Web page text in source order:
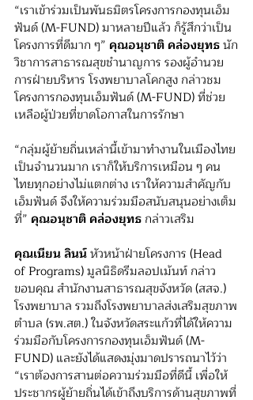
“เราเข้าร่วมเป็นพันธมิตรโครงการกองทุนเอ็ม
ฟันด์ (M-FUND) มาหลายปีแล้ว ก็รู้สึกว่าเป็น
โครงการที่ดีมาก ๆ” คุณอนุชาติ คล่องยุทธ นัก
วิชาการสาธารณสุขชำนาญการ รองผู้อำนวย
การฝ่ายบริหาร โรงพยาบาลโคกสูง กล่าวชม
โครงการกองทุนเอ็มฟันด์ (M-FUND) ที่ช่วย
เหลือผู้ป่วยที่ขาดโอกาสในการรักษา
“กลุ่มผู้ย้ายถิ่นเหล่านี้เข้ามาทำงานในเมืองไทย
เป็นจำนวนมาก เราก็ให้บริการเหมือน ๆ คน
ไทยทุกอย่างไม่แตกต่าง เราให้ความสำคัญกับ
เอ็มฟันด์ จึงให้ความร่วมมือสนับสนุนอย่างเต็ม
ที่” คุณอนุชาติ คล่องยุทธ กล่าวเสริม
คุณเนียน ลินน์ หัวหน้าฝ่ายโครงการ (Head
of Programs) มูลนิธิดรีมลอปเม้นท์ กล่าว
ขอบคุณ สำนักงานสาธารณสุขจังหวัด (สสจ.)
โรงพยาบาล รวมถึงโรงพยาบาลส่งเสริมสุขภาพ
ตำบล (รพ.สต.) ในจังหวัดสระแก้วที่ได้ให้ความ
ร่วมมือกับโครงการกองทุนเอ็มฟันด์ (M-
FUND) และยังได้แสดงมุ่งมาดปรารถนาไว้ว่า
“เราต้องการสานต่อความร่วมมือที่ดีนี้ เพื่อให้
ประชากรผู้ย้ายถิ่นได้เข้าถึงบริการด้านสุขภาพที่